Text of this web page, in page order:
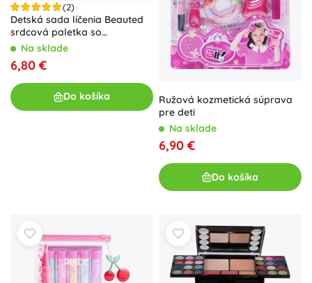
(2)
Detská sada líčenia Beauted
srdcová paletka so
zrkadielkom
Na sklade
6,80 €
Do košíka
Ružová kozmetická súprava
pre deti
Na sklade
6,90 €
Do košíka